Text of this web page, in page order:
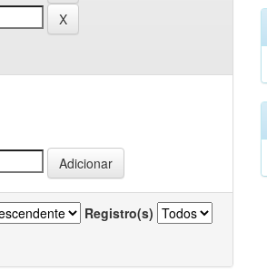
Registro(s)